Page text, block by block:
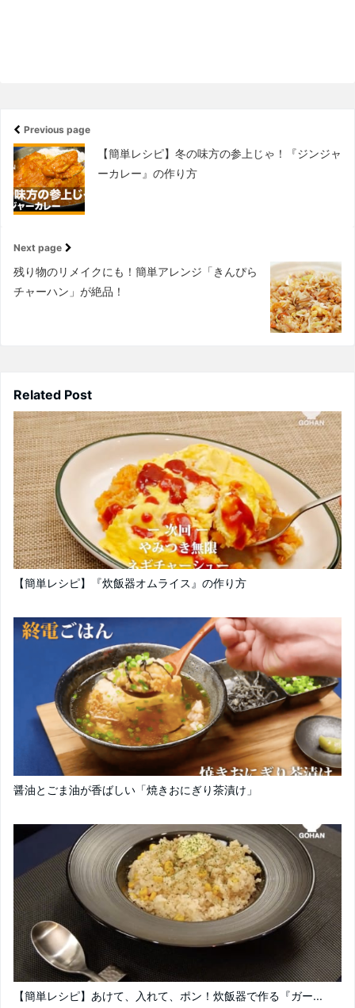
Previous page
【簡単レシピ】冬の味方の参上じゃ！『ジンジャ
ーカレー』の作り方
Next page
残り物のリメイクにも！簡単アレンジ「きんぴら
チャーハン」が絶品！
Related Post
【簡単レシピ】『炊飯器オムライス』の作り方
醤油とごま油が香ばしい「焼きおにぎり茶漬け」
【簡単レシピ】あけて、入れて、ポン！炊飯器で作る『ガー...